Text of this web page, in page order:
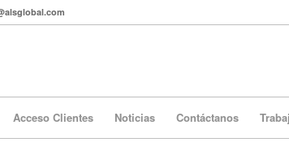
Acceso Clientes Noticias Contáctanos